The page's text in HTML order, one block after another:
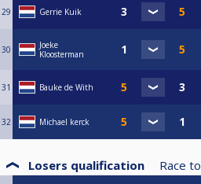
29 Gerrie Kuik
30
Joeke
Kloosterman
31 Bauke de With
32 Michael kerck
Losers qualification Race to